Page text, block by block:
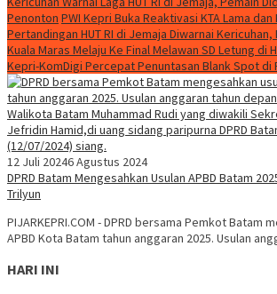
Penonton PWI Kepri Buka Reaktivasi KTA Lama
Pertandingan HUT RI di Jemaja Diwarnai
Kuala Maras Melaju Ke Final Melawan SD Letung di
Kepri-KomDigi Percepat Penuntasan Blank Spot di
12 Juli 20246 Agustus 2024
DPRD Batam Mengesahkan Usulan APBD Batam
Trilyun
PIJARKEPRI.COM - DPRD bersama Pemkot Batam
APBD Kota Batam tahun anggaran 2025. Usulan
HARI INI